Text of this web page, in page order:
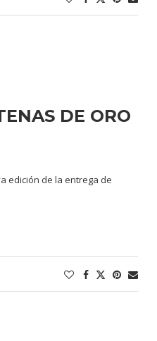
DE ORO
edición de la entrega de